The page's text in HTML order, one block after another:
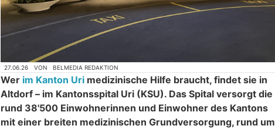
27.06.26 VON BELMEDIA REDAKTION
Wer im Kanton Uri medizinische Hilfe braucht, findet sie in
Altdorf – im Kantonsspital Uri (KSU). Das Spital versorgt die
rund 38'500 Einwohnerinnen und Einwohner des Kantons
mit einer breiten medizinischen Grundversorgung, rund um